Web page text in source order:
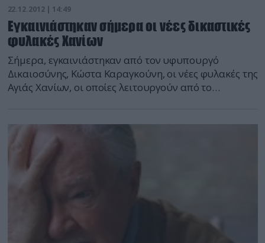
22.12.2012 | 14:49
Εγκαινιάστηκαν σήμερα οι νέες δικαστικές
φυλακές Χανίων
Σήμερα, εγκαινιάστηκαν από τον υφυπουργό
Δικαιοσύνης, Κώστα Καραγκούνη, οι νέες φυλακές της
Αγιάς Χανίων, οι οποίες λειτουργούν από το
προσπάθειες του υπουργείου να δημιουργήσει τις
προϋποθέσεις για ένα περισσότερο ανθρώπινο
σύστημα σωφρονισμού και επανέλαβε τον
χαρακτηρισμό που είχε αποδώσει ο υπουργός
Δικαιοσύνης […]